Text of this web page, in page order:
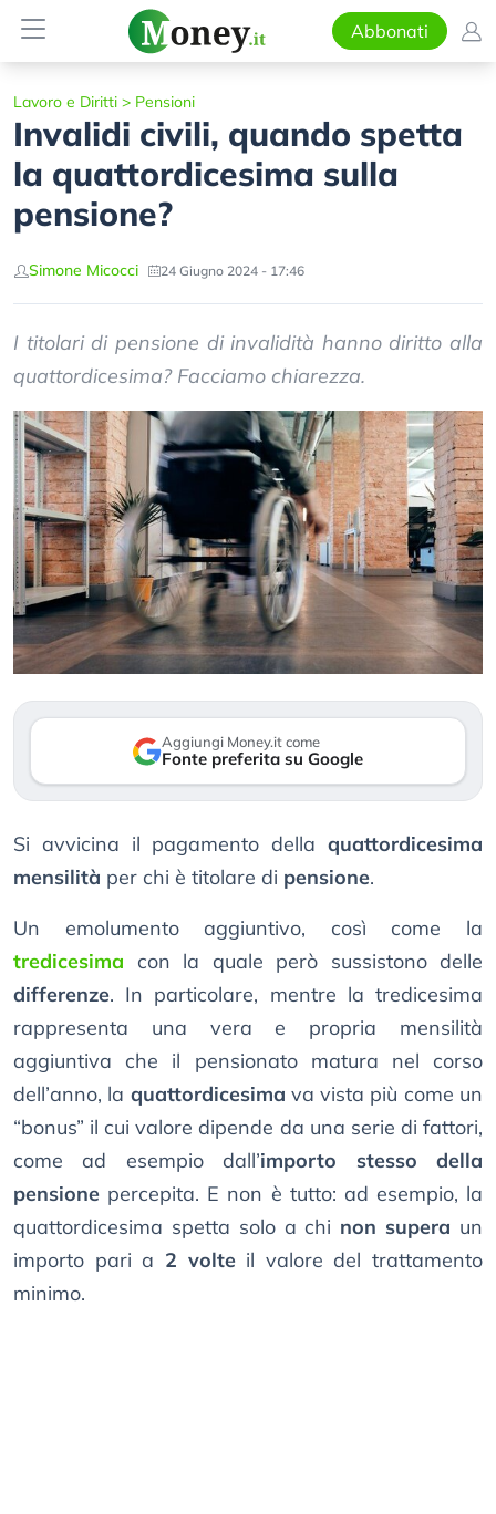
Abbonati
Lavoro e Diritti > Pensioni
Invalidi civili, quando spetta
la quattordicesima sulla
pensione?
Simone Micocci 24 Giugno 2024 - 17:46
I titolari di pensione di invalidità hanno diritto alla
quattordicesima? Facciamo chiarezza.
Aggiungi Money.it come
Fonte preferita su Google
Si avvicina il pagamento della quattordicesima
mensilità per chi è titolare di pensione.
Un emolumento aggiuntivo, così come la
tredicesima con la quale però sussistono delle
differenze. In particolare, mentre la tredicesima
rappresenta una vera e propria mensilità
aggiuntiva che il pensionato matura nel corso
dell’anno, la quattordicesima va vista più come un
“bonus” il cui valore dipende da una serie di fattori,
come ad esempio dall’importo stesso della
pensione percepita. E non è tutto: ad esempio, la
quattordicesima spetta solo a chi non supera un
importo pari a 2 volteil valore del trattamento
minimo.